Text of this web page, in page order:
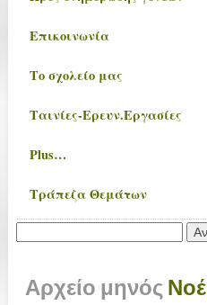
Επικοινωνία
Το σχολείο μας
Ταινίες-Ερευν.Εργασίες
Plus…
Τράπεζα Θεμάτων
Αρχείο μηνός